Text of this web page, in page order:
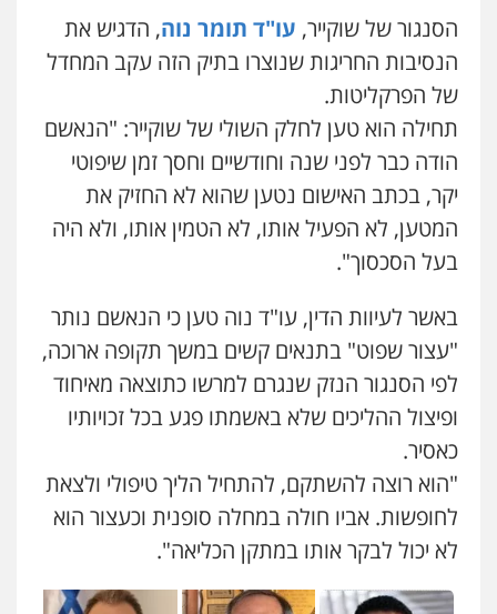
עו"ד מאור שגב
פלילי פשיעה חמורה מעצרים וחקירות
0546680127
עו"ד נעם שביט
פלילי פשיעה חמורה מיסים הלבנת הון
פסיכיאטריה משפטית
0506216048
0542442982
עו"ד יצחק איצקוביץ'
פלילי פשיעה חמורה צווארון לבן
עו"ד אורנת קמרון
משפחה נוער
הסנגור של שוקייר, עו"ד תומר נוה, הדגיש את
הנסיבות החריגות שנוצרו בתיק הזה עקב המחדל
של הפרקליטות.
תחילה הוא טען לחלק השולי של שוקייר: "הנאשם
הודה כבר לפני שנה וחודשיים וחסך זמן שיפוטי
יקר, בכתב האישום נטען שהוא לא החזיק את
המטען, לא הפעיל אותו, לא הטמין אותו, ולא היה
בעל הסכסוך".
באשר לעיוות הדין, עו"ד נוה טען כי הנאשם נותר
"עצור שפוט" בתנאים קשים במשך תקופה ארוכה,
לפי הסנגור הנזק שנגרם למרשו כתוצאה מאיחוד
ופיצול ההליכים שלא באשמתו פגע בכל זכויותיו
כאסיר.
"הוא רוצה להשתקם, להתחיל הליך טיפולי ולצאת
לחופשות. אביו חולה במחלה סופנית וכעצור הוא
לא יכול לבקר אותו במתקן הכליאה".
גיא זהבי משרד עורכי דין
503456449
עו"ד איהאב ג'לג'ולי
אסירים
0505216700
עו"ד שלומי שרון
פלילי צבאי מעצרים וחקירות
פלילי כלכלי אלימות סמים
0525544654